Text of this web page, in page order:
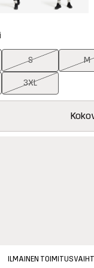
S M
3XL
avaa ikkunan, joka
ILMAINEN